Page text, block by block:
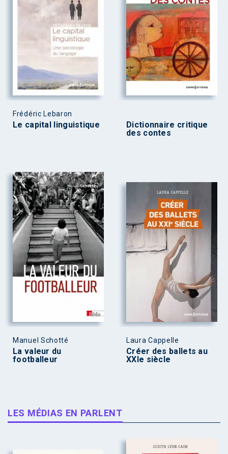
Frédéric Lebaron
Le capital linguistique
Dictionnaire critique
des contes
Manuel Schotté
La valeur du
footballeur
Laura Cappelle
Créer des ballets au
XXIe siècle
LES MÉDIAS EN PARLENT